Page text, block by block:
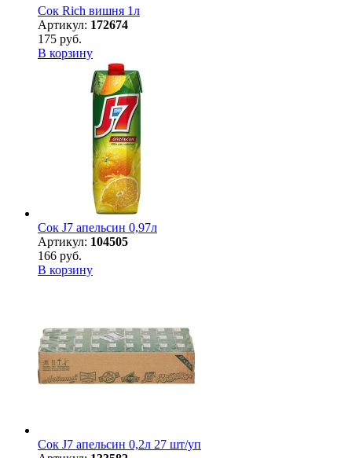
Сок Rich вишня 1л
Артикул: 172674
175 руб.
В корзину
Сок J7 апельсин 0,97л
Артикул: 104505
166 руб.
В корзину
Сок J7 апельсин 0,2л 27 шт/уп